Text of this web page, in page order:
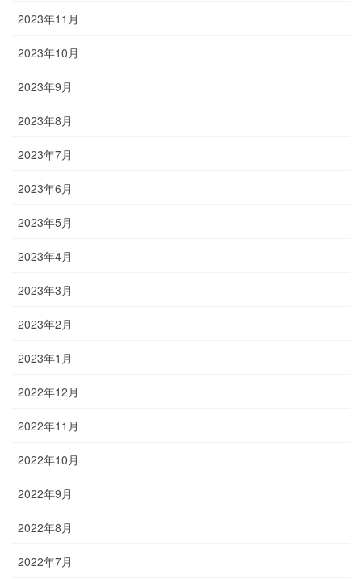
2023年11月
2023年10月
2023年9月
2023年8月
2023年7月
2023年6月
2023年5月
2023年4月
2023年3月
2023年2月
2023年1月
2022年12月
2022年11月
2022年10月
2022年9月
2022年8月
2022年7月